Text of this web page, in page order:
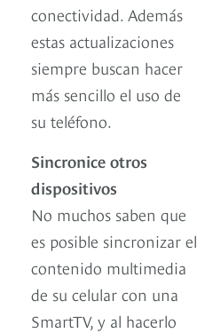
conectividad. Además
estas actualizaciones
siempre buscan hacer
más sencillo el uso de
su teléfono.
Sincronice otros
dispositivos
No muchos saben que
es posible sincronizar el
contenido multimedia
de su celular con una
SmartTV, y al hacerlo